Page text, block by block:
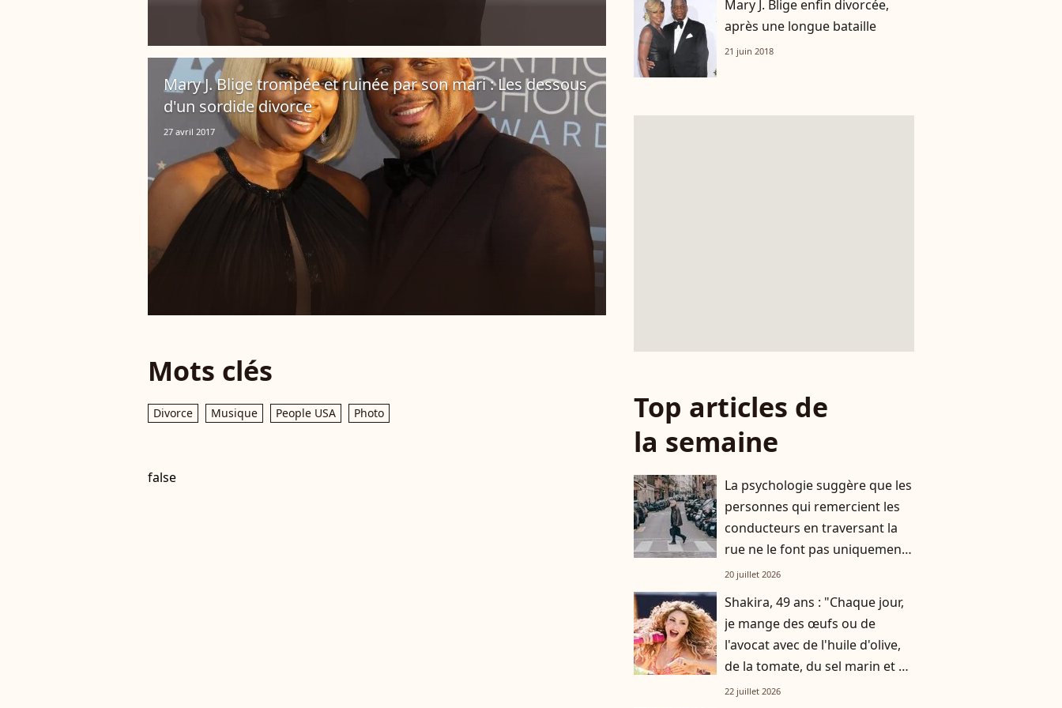
Mary J. Blige trompée et ruinée par son mari : Les dessous
d'un sordide divorce
27 avril 2017
Mots clés
Divorce Musique People USA Photo
false
Mary J. Blige enfin divorcée,
après une longue bataille
21 juin 2018
Top articles de
la semaine
La psychologie suggère que les
personnes qui remercient les
conducteurs en traversant la
rue ne le font pas uniquement
par gratitude
20 juillet 2026
Shakira, 49 ans : "Chaque jour,
je mange des œufs ou de
l'avocat avec de l'huile d'olive,
de la tomate, du sel marin et un
smoothie"
22 juillet 2026